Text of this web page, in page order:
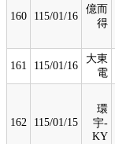
160 115/01/16
億而
得
161 115/01/16
大東
電
162 115/01/15
環
宇-
KY